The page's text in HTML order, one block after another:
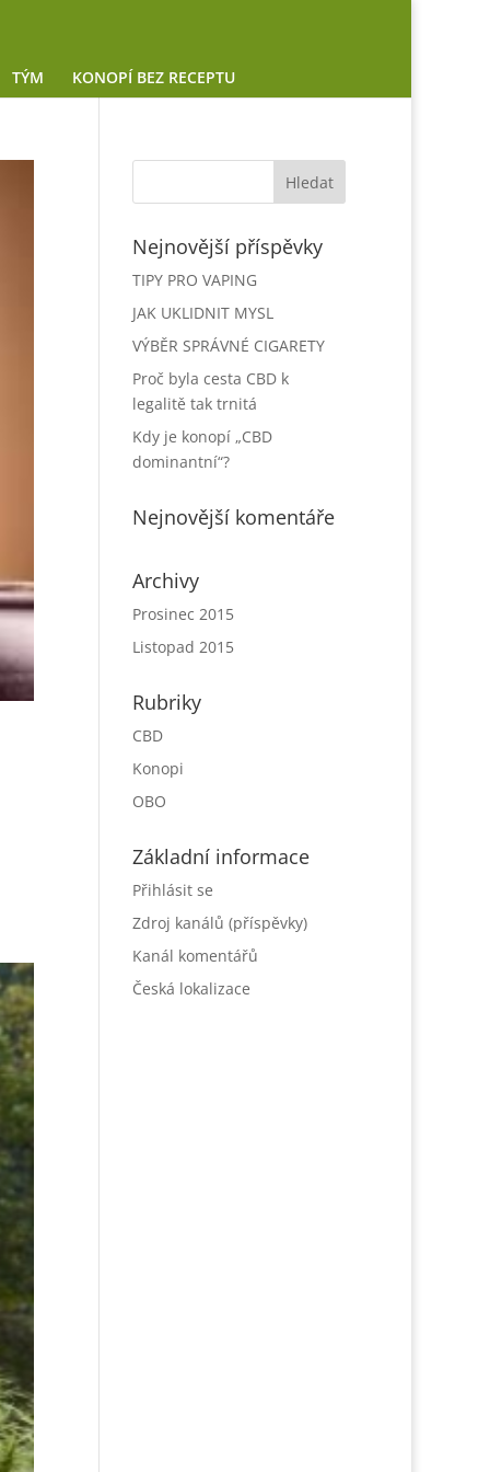
TÝM KONOPÍ BEZ RECEPTU
Nejnovější příspěvky
TIPY PRO VAPING
JAK UKLIDNIT MYSL
VÝBĚR SPRÁVNÉ CIGARETY
Proč byla cesta CBD k
legalitě tak trnitá
Kdy je konopí „CBD
dominantní“?
Nejnovější komentáře
Archivy
Prosinec 2015
Listopad 2015
Rubriky
CBD
Konopi
OBO
Základní informace
Přihlásit se
Zdroj kanálů (příspěvky)
Kanál komentářů
Česká lokalizace